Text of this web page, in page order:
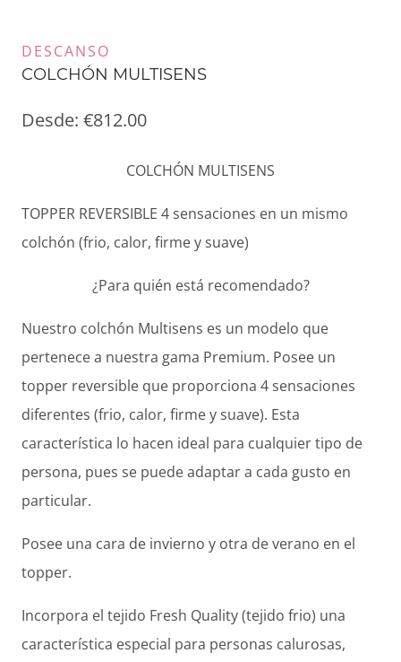
DESCANSO
COLCHÓN MULTISENS
Desde: €812.00
COLCHÓN MULTISENS
TOPPER REVERSIBLE 4 sensaciones en un mismo
colchón (frio, calor, firme y suave)
¿Para quién está recomendado?
Nuestro colchón Multisens es un modelo que
pertenece a nuestra gama Premium. Posee un
topper reversible que proporciona 4 sensaciones
diferentes (frio, calor, firme y suave). Esta
característica lo hacen ideal para cualquier tipo de
persona, pues se puede adaptar a cada gusto en
particular.
Posee una cara de invierno y otra de verano en el
topper.
Incorpora el tejido Fresh Quality (tejido frio) una
característica especial para personas calurosas,